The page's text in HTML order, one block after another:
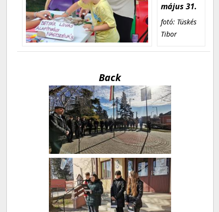
május 31.
fotó: Tüskés
Tibor
Back